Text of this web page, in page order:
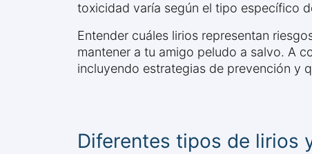
toxicidad varía según el tipo específico
Entender cuáles lirios representan
mantener a tu amigo peludo a salvo. A
incluyendo estrategias de prevención y
Diferentes tipos de lirios